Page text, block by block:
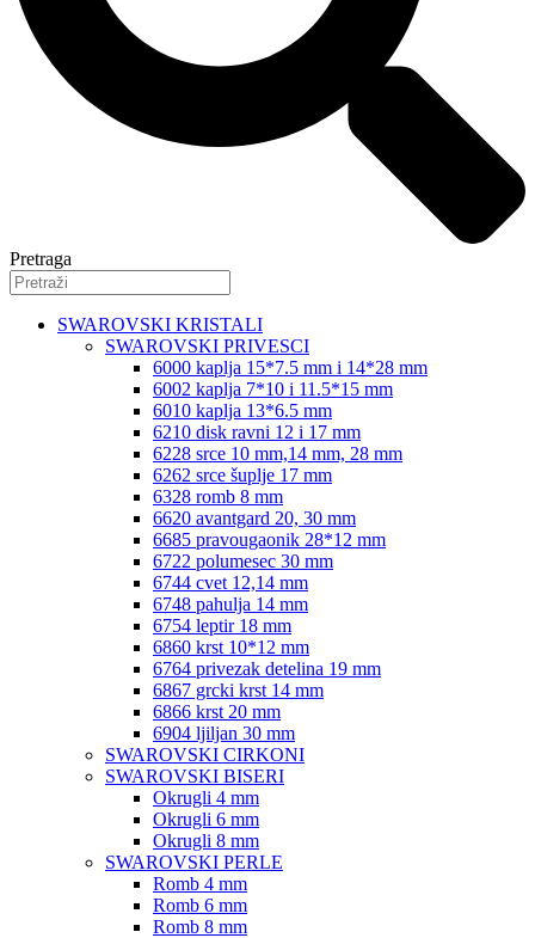
Pretraga
SWAROVSKI KRISTALI
SWAROVSKI PRIVESCI
6000 kaplja 15*7.5 mm i 14*28 mm
6002 kaplja 7*10 i 11.5*15 mm
6010 kaplja 13*6.5 mm
6210 disk ravni 12 i 17 mm
6228 srce 10 mm,14 mm, 28 mm
6262 srce šuplje 17 mm
6328 romb 8 mm
6620 avantgard 20, 30 mm
6685 pravougaonik 28*12 mm
6722 polumesec 30 mm
6744 cvet 12,14 mm
6748 pahulja 14 mm
6754 leptir 18 mm
6860 krst 10*12 mm
6764 privezak detelina 19 mm
6867 grcki krst 14 mm
6866 krst 20 mm
6904 ljiljan 30 mm
SWAROVSKI CIRKONI
SWAROVSKI BISERI
Okrugli 4 mm
Okrugli 6 mm
Okrugli 8 mm
SWAROVSKI PERLE
Romb 4 mm
Romb 6 mm
Romb 8 mm